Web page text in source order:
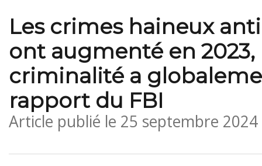
Les crimes haineux
ont augmenté en
criminalité a
rapport du FBI
Article publié le 25 septembre